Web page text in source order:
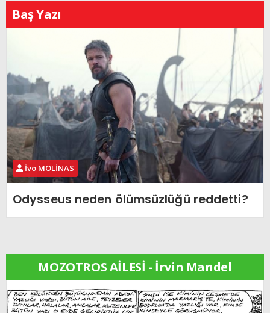
Baş Yazı
İvo MOLİNAS
Odysseus neden ölümsüzlüğü reddetti?
MOZOTROS AİLESİ - İrvin Mandel